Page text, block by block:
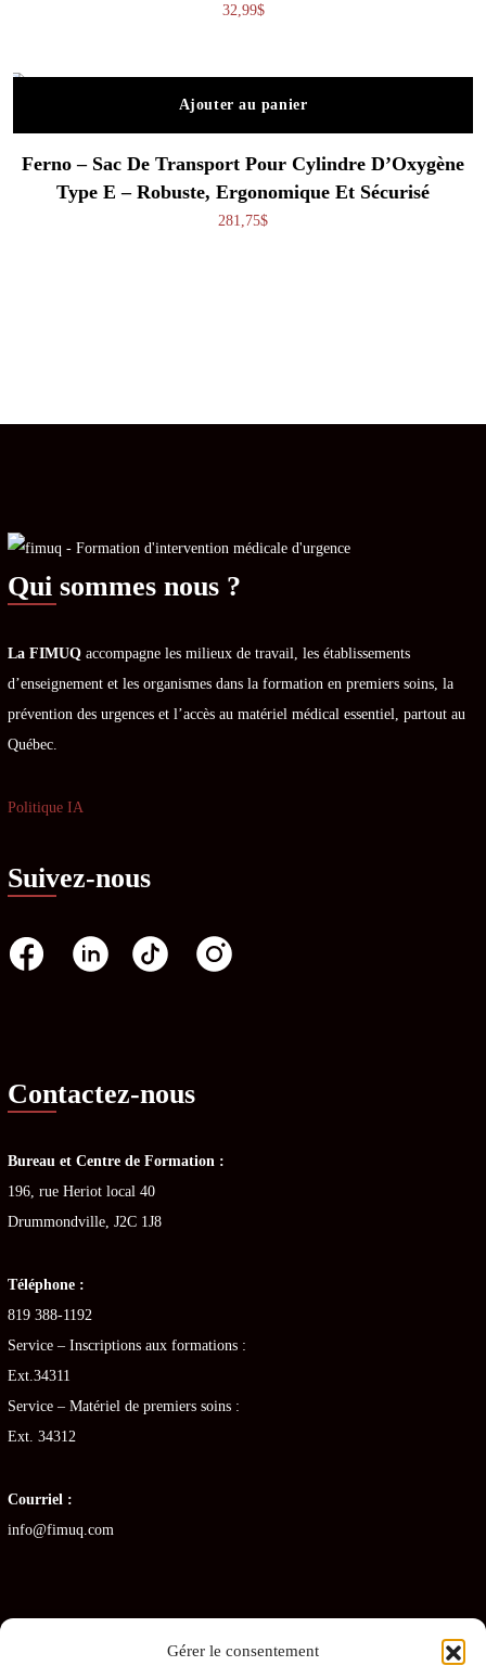
Gérer le consentement
32,99$
Ajouter au panier
Ferno – Sac De Transport Pour Cylindre D’Oxygène
Type E – Robuste, Ergonomique Et Sécurisé
281,75$
Qui sommes nous ?
La FIMUQ accompagne les milieux de travail, les établissements
d’enseignement et les organismes dans la formation en premiers soins, la
prévention des urgences et l’accès au matériel médical essentiel, partout au
Québec.
Politique IA
Suivez-nous
Contactez-nous
Bureau et Centre de Formation :
196, rue Heriot local 40
Drummondville, J2C 1J8
Téléphone :
819 388-1192
Service – Inscriptions aux formations :
Ext.34311
Service – Matériel de premiers soins :
Ext. 34312
Courriel :
info@fimuq.com